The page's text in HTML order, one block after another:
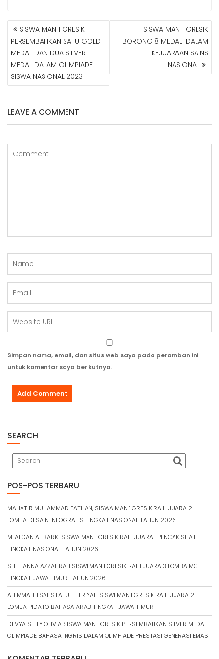
N
A
V
G
A
I
P
S
SISWA MAN 1 GRESIK
PERSEMBAHKAN SATU GOLD
MEDAL DAN DUA SILVER
MEDAL DALAM OLIMPIADE
SISWA NASIONAL 2023
SISWA MAN 1 GRESIK
BORONG 8 MEDALI DALAM
KEJUARAAN SAINS
NASIONAL
LEAVE A COMMENT
Simpan nama, email, dan situs web saya pada peramban ini
untuk komentar saya berikutnya.
SEARCH
POS-POS TERBARU
MAHATIR MUHAMMAD FATHAN, SISWA MAN 1 GRESIK RAIH JUARA 2
LOMBA DESAIN INFOGRAFIS TINGKAT NASIONAL TAHUN 2026
M. AFGAN AL BARKI SISWA MAN 1 GRESIK RAIH JUARA 1 PENCAK SILAT
TINGKAT NASIONAL TAHUN 2026
SITI HANNA AZZAHRAH SISWI MAN 1 GRESIK RAIH JUARA 3 LOMBA MC
TINGKAT JAWA TIMUR TAHUN 2026
AHIMMAH TSALISTATUL FITRIYAH SISWI MAN 1 GRESIK RAIH JUARA 2
LOMBA PIDATO BAHASA ARAB TINGKAT JAWA TIMUR
DEVYA SELLY OLIVIA SISWA MAN 1 GRESIK PERSEMBAHKAN SILVER MEDAL
OLIMPIADE BAHASA INGRIS DALAM OLIMPIADE PRESTASI GENERASI EMAS